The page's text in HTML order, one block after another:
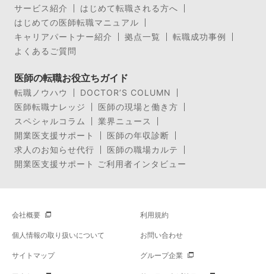
サービス紹介
はじめて転職される方へ
はじめての医師転職マニュアル
キャリアパートナー紹介
拠点一覧
転職成功事例
よくあるご質問
医師の転職お役立ちガイド
転職ノウハウ
DOCTOR’S COLUMN
医師転職ナレッジ
医師の現場と働き方
スペシャルコラム
業界ニュース
開業医支援サポート
医師の年収診断
求人のお知らせ代行
医師の職場カルテ
開業医支援サポート ご利用者インタビュー
会社概要 利用規約
個人情報の取り扱いについて お問い合わせ
サイトマップ グループ企業